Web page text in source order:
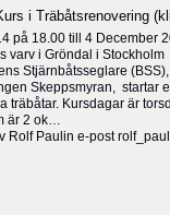
i Träbåtsrenovering
på 18.00 till 4 December
varv i Gröndal i Stockholm
Stjärnbåtsseglare
Skeppsmyran, startar
träbåtar. Kursdagar är
är 2 ok…
Rolf Paulin e-post